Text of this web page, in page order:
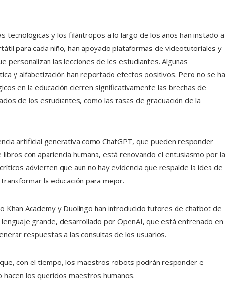
tecnológicas y los filántropos a lo largo de los años han instado a
para cada niño, han apoyado plataformas de videotutoriales y
personalizan las lecciones de los estudiantes. Algunas
y alfabetización han reportado efectos positivos. Pero no se ha
en la educación cierren significativamente las brechas de
de los estudiantes, como las tasas de graduación de la
artificial generativa como ChatGPT, que pueden responder
con apariencia humana, está renovando el entusiasmo por la
advierten que aún no hay evidencia que respalde la idea de
la educación para mejor.
Khan Academy y Duolingo han introducido tutores de chatbot de
grande, desarrollado por OpenAI, que está entrenado en
respuestas a las consultas de los usuarios.
con el tiempo, los maestros robots podrán responder e
los queridos maestros humanos.